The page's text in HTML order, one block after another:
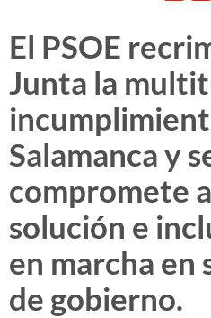
El PSOE
Junta la
Salamanca y
compromete
solución e
en marcha en
de gobierno.